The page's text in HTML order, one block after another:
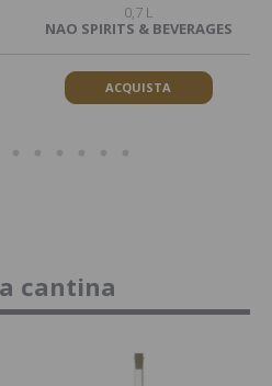
0,7 L
NAO SPIRITS & BEVERAGES
ACQUISTA
cantina